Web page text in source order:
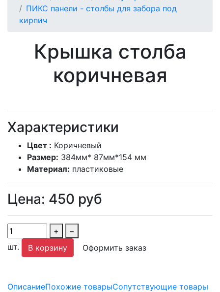
ПИКС панели - столбы для забора под
кирпич
Крышка столба
коричневая
Характеристики
Цвет : Коричневый
Размер: 384мм* 87мм*154 мм
Материал: пластиковые
Цена: 450 руб
+
−
шт.
В корзину Оформить заказ
ОписаниеПохожие товарыСопутствующие товары